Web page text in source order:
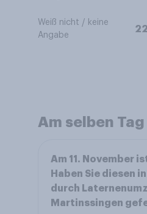
Weiß nicht / keine
Angabe
22
Am selben
Am 11. November
Haben Sie diesen
durch
Martinssingen